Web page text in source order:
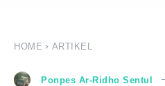
HOME ARTIKEL
Ponpes Ar-Ridho Sentul